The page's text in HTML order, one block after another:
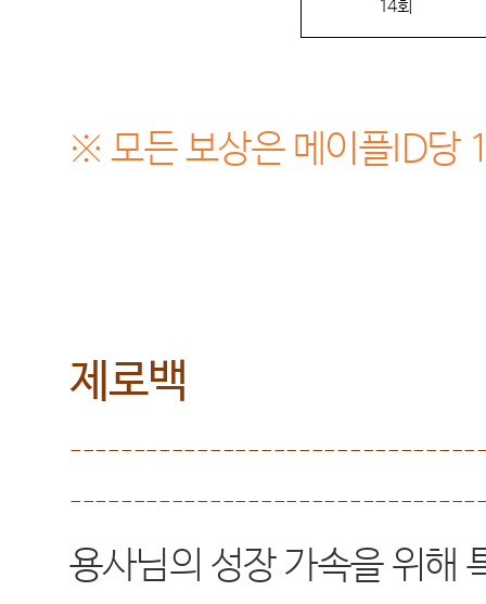
14회
※모든 보상은 메이플ID당
제로백
용사님의 성장 가속을 위해